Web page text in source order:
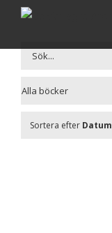
Fortsätt
Sortera efter Datum